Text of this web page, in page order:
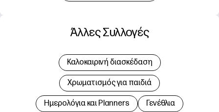
Άλλες Συλλογές
Καλοκαιρινή διασκέδαση
Χρωματισμός για παιδιά
Hμερολόγια και Planners Γενέθλια